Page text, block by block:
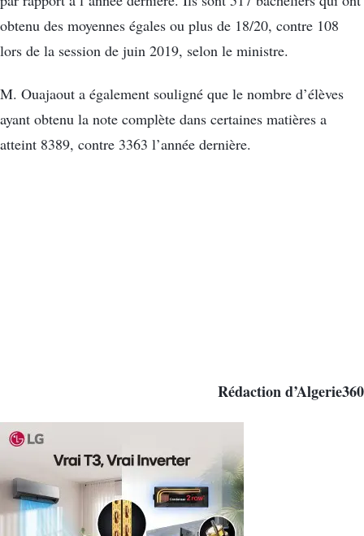
obtenu des moyennes égales ou plus de 18/20, contre 108
lors de la session de juin 2019, selon le ministre.
M. Ouajaout a également souligné que le nombre d’élèves
ayant obtenu la note complète dans certaines matières a
atteint 8389, contre 3363 l’année dernière.
Rédaction d’Algerie360